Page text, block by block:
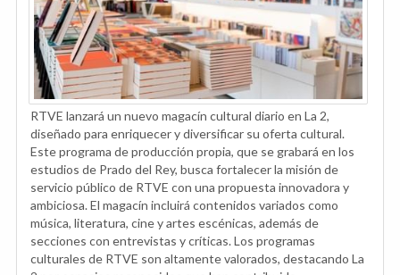
RTVE lanzará un nuevo magacín cultural diario en La 2,
diseñado para enriquecer y diversificar su oferta cultural.
Este programa de producción propia, que se grabará en los
estudios de Prado del Rey, busca fortalecer la misión de
servicio público de RTVE con una propuesta innovadora y
ambiciosa. El magacín incluirá contenidos variados como
música, literatura, cine y artes escénicas, además de
secciones con entrevistas y críticas. Los programas
culturales de RTVE son altamente valorados, destacando La